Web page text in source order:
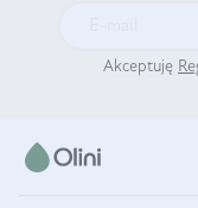
Akceptuję